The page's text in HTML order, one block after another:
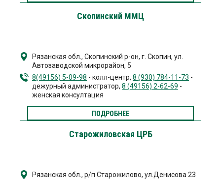
Скопинский ММЦ
Рязанская обл., Скопинский р-он, г. Скопин, ул.
Автозаводской микрорайон, 5
8(49156) 5-09-98 - колл-центр, 8 (930) 784-11-73 -
дежурный администратор, 8 (49156) 2-62-69 -
женская консултация
ПОДРОБНЕЕ
Старожиловская ЦРБ
Рязанская обл., р/п Старожилово, ул.Денисова 23